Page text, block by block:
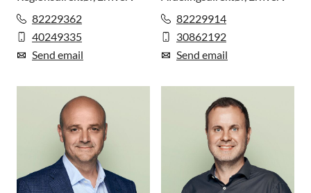
82229362
40249335
Send email
82229914
30862192
Send email